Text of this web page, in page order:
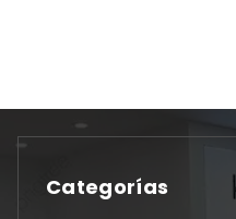
Categorías